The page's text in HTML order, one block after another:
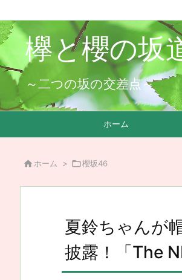
欅と櫻の坂
～二つの坂の交差点～
ホーム
 ホーム > 櫻坂46
夏鈴ちゃんが
披露！「The